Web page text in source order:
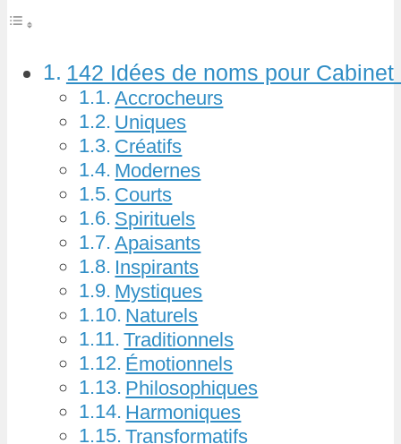
142 Idées de noms pour Cabinet
Accrocheurs
Uniques
Créatifs
Modernes
Courts
Spirituels
Apaisants
Inspirants
Mystiques
Naturels
Traditionnels
Émotionnels
Philosophiques
Harmoniques
Transformatifs